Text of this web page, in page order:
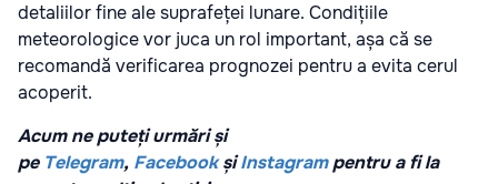
detaliilor fine ale suprafeței lunare. Condițiile
meteorologice vor juca un rol important, așa că se
recomandă verificarea prognozei pentru a evita cerul
acoperit.
Acum ne puteți urmări și
pe Telegram, FacebookșiInstagrampentru a fi la